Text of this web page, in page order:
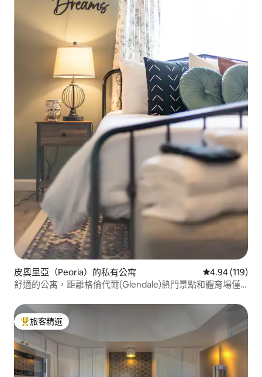
皮奧里亞（Peoria）的私有公寓 從 119 則評價
4.94 (119)
舒適的公寓，距離格倫代爾(Glendale)熱門景點和體育場僅
旅客精選榜首
旅客精選